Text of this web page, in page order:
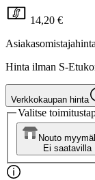
14,20 €
Asiakasomistajahinta
Hinta ilman S-
Verkkokaupan hinta
Valitse
Nouto
Ei saatavilla